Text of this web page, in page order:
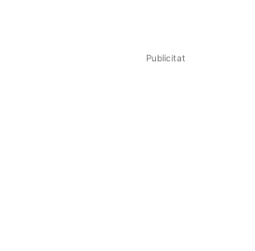
Publicitat